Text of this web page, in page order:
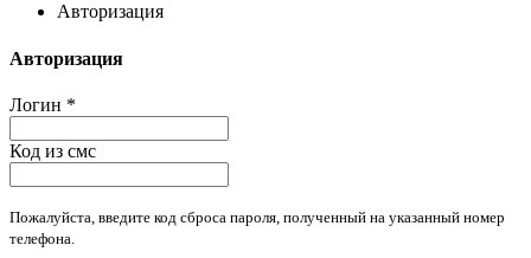
Авторизация
Авторизация
Логин *
Код из смс
Пожалуйста, введите код сброса пароля, полученный на указанный номер
телефона.